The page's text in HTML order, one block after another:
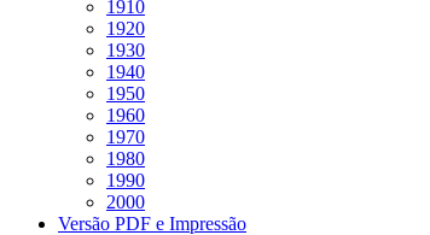
1910
1920
1930
1940
1950
1960
1970
1980
1990
2000
Versão PDF e Impressão